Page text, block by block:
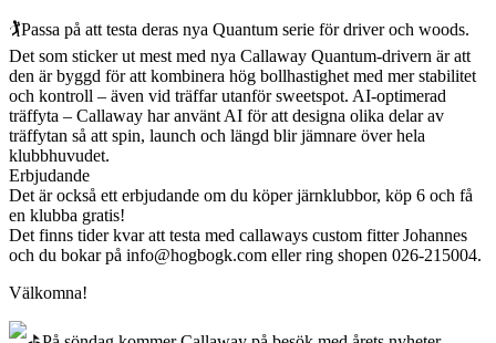
🏌️Passa på att testa deras nya Quantum serie för driver och woods.
Det som sticker ut mest med nya Callaway Quantum-drivern är att
den är byggd för att kombinera hög bollhastighet med mer stabilitet
och kontroll – även vid träffar utanför sweetspot. AI-optimerad
träffyta – Callaway har använt AI för att designa olika delar av
träffytan så att spin, launch och längd blir jämnare över hela
klubbhuvudet.
Erbjudande
Det är också ett erbjudande om du köper järnklubbor, köp 6 och få
en klubba gratis!
Det finns tider kvar att testa med callaways custom fitter Johannes
och du bokar på info@hogbogk.com eller ring shopen 026-215004.
Välkomna!